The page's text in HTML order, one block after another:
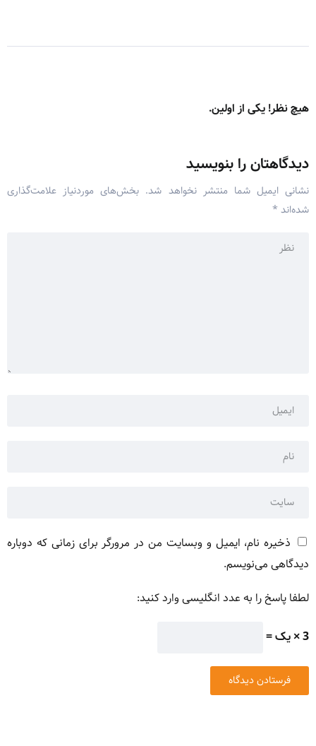
هیچ نظر! یکی از اولین.
دیدگاهتان را بنویسید
نشانی ایمیل شما منتشر نخواهد شد. بخش‌های موردنیاز علامت‌گذاری
شده‌اند *
ذخیره نام، ایمیل و وبسایت من در مرورگر برای زمانی که دوباره
دیدگاهی می‌نویسم.
لطفا پاسخ را به عدد انگلیسی وارد کنید:
3 × یک =